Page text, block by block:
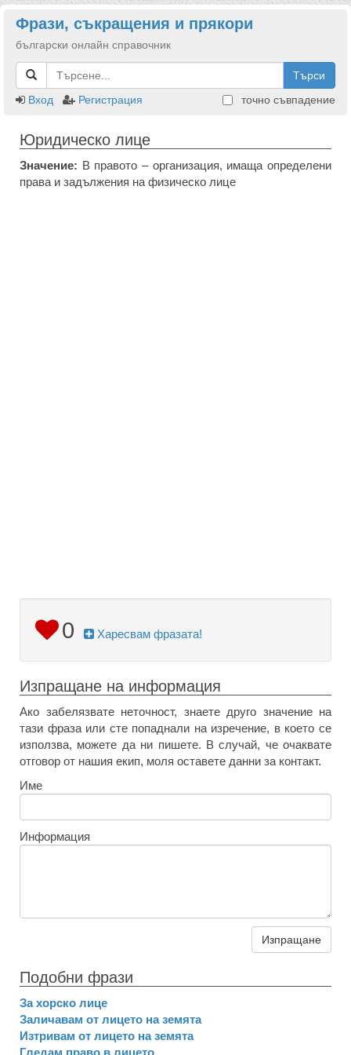
Фрази, съкращения и прякори
български онлайн справочник
Търси
Вход
Регистрация точно съвпадение
Юридическо лице
Значение: В правото – организация, имаща определени
права и задължения на физическо лице
0 Харесвам фразата!
Изпращане на информация
Ако забелязвате неточност, знаете друго значение на
тази фраза или сте попаднали на изречение, в което се
използва, можете да ни пишете. В случай, че очаквате
отговор от нашия екип, моля оставете данни за контакт.
Име
Информация
Изпращане
Подобни фрази
За хорско лице
Заличавам от лицето на земята
Изтривам от лицето на земята
Гледам право в лицето